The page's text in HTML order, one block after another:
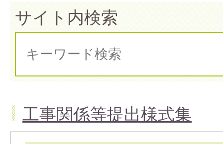
サイト内検索
工事関係等提出様式集